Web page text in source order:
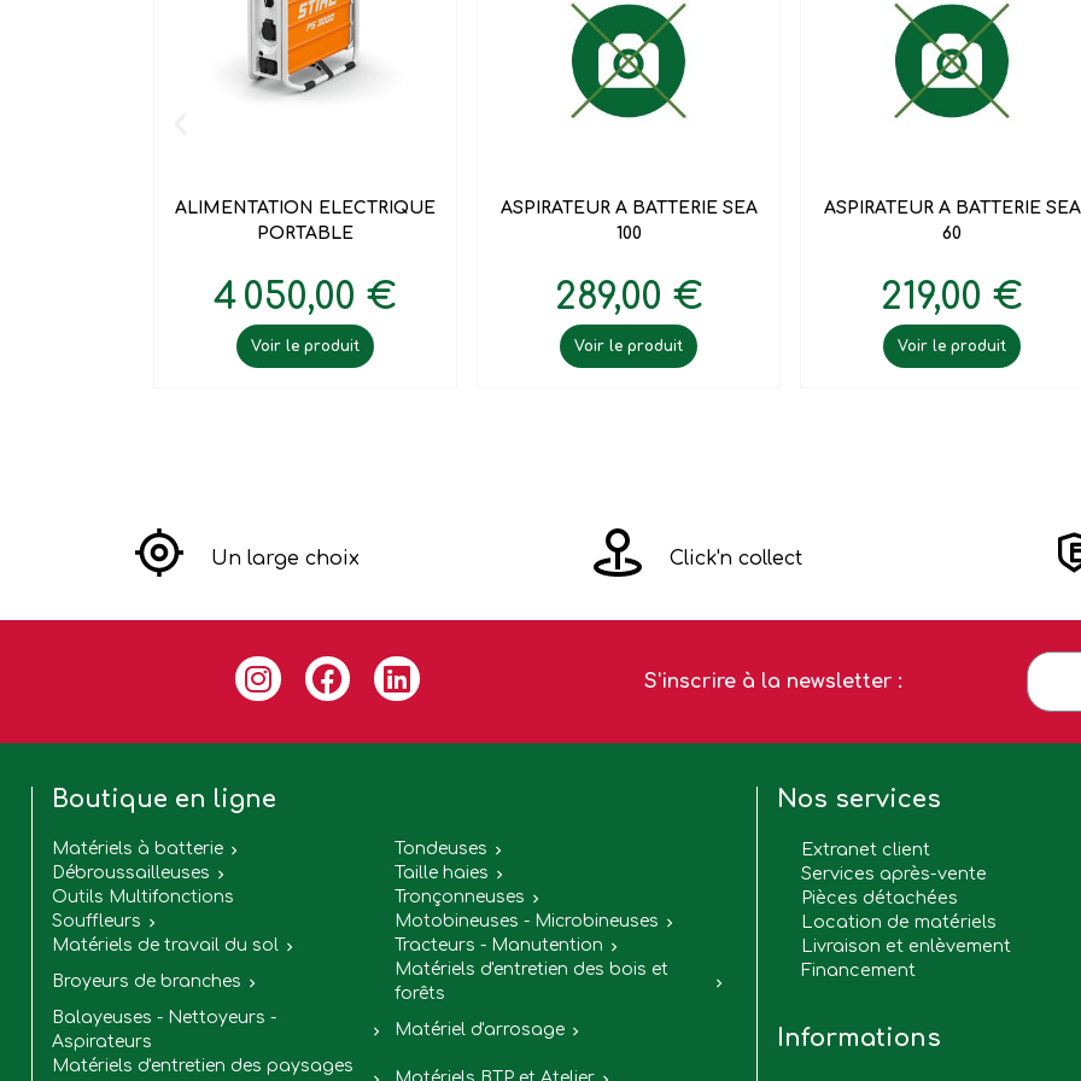
ALIMENTATION ELECTRIQUE
PORTABLE
4 050,00 €
Voir le produit
ASPIRATEUR A BATTERIE SEA
100
289,00 €
Voir le produit
ASPIRATEUR A BATTERIE SEA
60
219,00 €
Voir le produit
Un large choix Click'n collect
S'inscrire à la newsletter :
Boutique en ligne
Matériels à batterie  Tondeuses 
Débroussailleuses  Taille haies 
Outils Multifonctions Tronçonneuses 
Souffleurs  Motobineuses - Microbineuses 
Matériels de travail du sol  Tracteurs - Manutention 
Broyeurs de branches 
Matériels d'entretien des bois et
forêts

Balayeuses - Nettoyeurs -
Aspirateurs
 Matériel d'arrosage 
Matériels d'entretien des paysages
Nos services
Extranet client
Services après-vente
Pièces détachées
Location de matériels
Livraison et enlèvement
Financement
Informations